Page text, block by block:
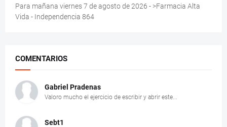
Para mañana viernes 7 de agosto de 2026 - >Farmacia Alta
Vida - Independencia 864
COMENTARIOS
Gabriel Pradenas
Valoro mucho el ejercicio de escribir y abrir este...
Sebt1